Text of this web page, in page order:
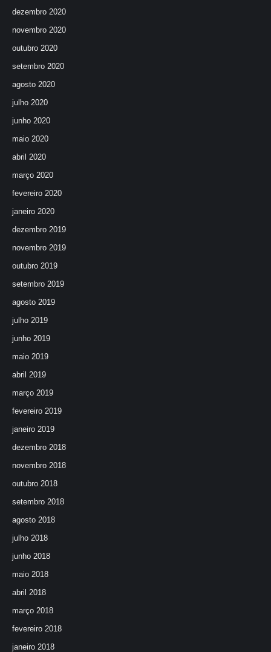
dezembro 2020
novembro 2020
outubro 2020
setembro 2020
agosto 2020
julho 2020
junho 2020
maio 2020
abril 2020
março 2020
fevereiro 2020
janeiro 2020
dezembro 2019
novembro 2019
outubro 2019
setembro 2019
agosto 2019
julho 2019
junho 2019
maio 2019
abril 2019
março 2019
fevereiro 2019
janeiro 2019
dezembro 2018
novembro 2018
outubro 2018
setembro 2018
agosto 2018
julho 2018
junho 2018
maio 2018
abril 2018
março 2018
fevereiro 2018
janeiro 2018